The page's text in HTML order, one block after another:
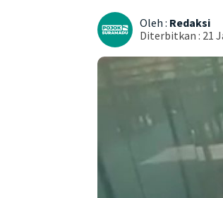
Oleh : Redaksi
Diterbitkan : 21